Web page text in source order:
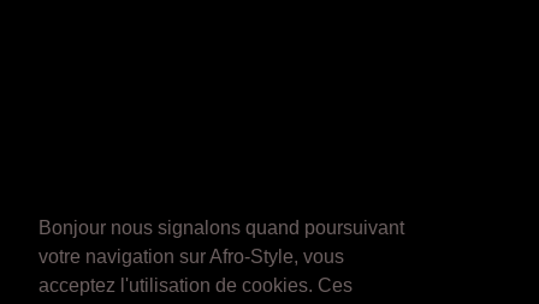
Bonjour nous signalons quand poursuivant
votre navigation sur Afro-Style, vous
acceptez l'utilisation de cookies. Ces